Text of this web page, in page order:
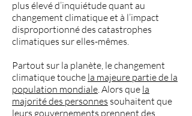
plus élevé d’inquiétude quant au
changement climatique et à l’impact
disproportionné des catastrophes
climatiques sur elles-mêmes.
Partout sur la planète, le changement
climatique touche la majeure partie de la
population mondiale. Alors que la
majorité des personnes souhaitent que
leurs gouvernements prennent des